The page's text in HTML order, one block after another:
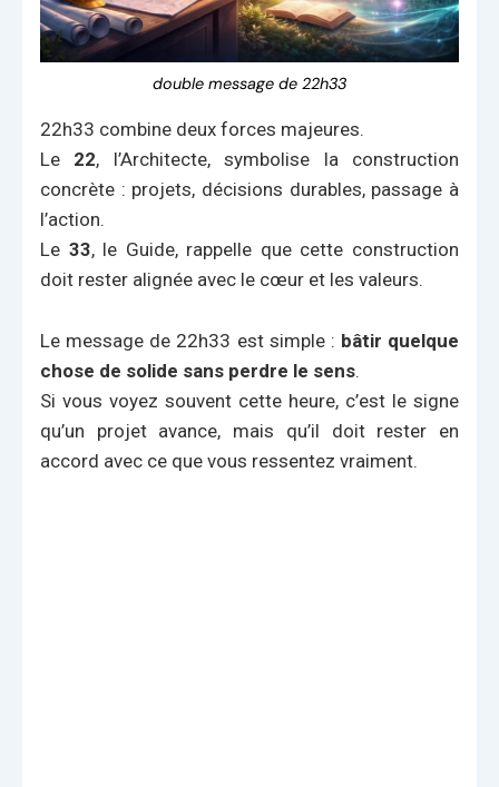
double message de 22h33
22h33 combine deux forces majeures.
Le 22, l’Architecte, symbolise la construction
concrète : projets, décisions durables, passage à
l’action.
Le 33, le Guide, rappelle que cette construction
doit rester alignée avec le cœur et les valeurs.
Le message de 22h33 est simple : bâtir quelque
chose de solide sans perdre le sens.
Si vous voyez souvent cette heure, c’est le signe
qu’un projet avance, mais qu’il doit rester en
accord avec ce que vous ressentez vraiment.